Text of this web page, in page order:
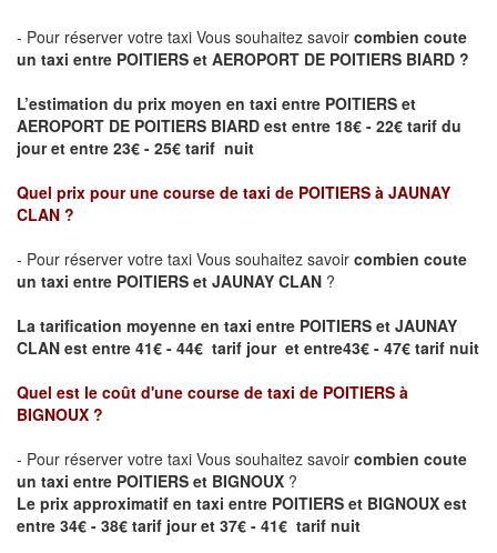
- Pour réserver votre taxi Vous souhaitez savoir combien coute
un taxi entre POITIERS et AEROPORT DE POITIERS BIARD ?
L’estimation du prix moyen en taxi entre POITIERS et
AEROPORT DE POITIERS BIARD est entre 18€ - 22€ tarif du
jour et entre 23€ - 25€ tarif nuit
Quel prix pour une course de taxi de POITIERS à JAUNAY
CLAN ?
- Pour réserver votre taxi Vous souhaitez savoir combien coute
un taxi entre POITIERS et JAUNAY CLAN ?
La tarification moyenne en taxi entre POITIERS et JAUNAY
CLAN est entre 41€ - 44€ tarif jour et entre43€ - 47€ tarif nuit
Quel est le coût d'une course de taxi de POITIERS à
BIGNOUX ?
- Pour réserver votre taxi Vous souhaitez savoir combien coute
un taxi entre POITIERS et BIGNOUX ?
Le prix approximatif en taxi entre POITIERS et BIGNOUX est
entre 34€ - 38€ tarif jour et 37€ - 41€ tarif nuit